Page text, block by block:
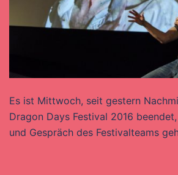
Es ist Mittwoch, seit gestern
Dragon Days Festival 2016
und Gespräch des Festivalteams